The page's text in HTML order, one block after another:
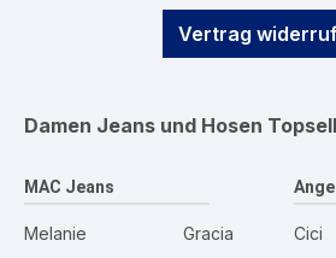
Vertrag
Damen Jeans und Hosen
MAC Jeans
Melanie
Gracia
Cici